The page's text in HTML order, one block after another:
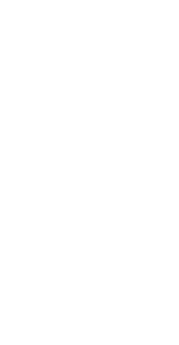
sur le territoire de